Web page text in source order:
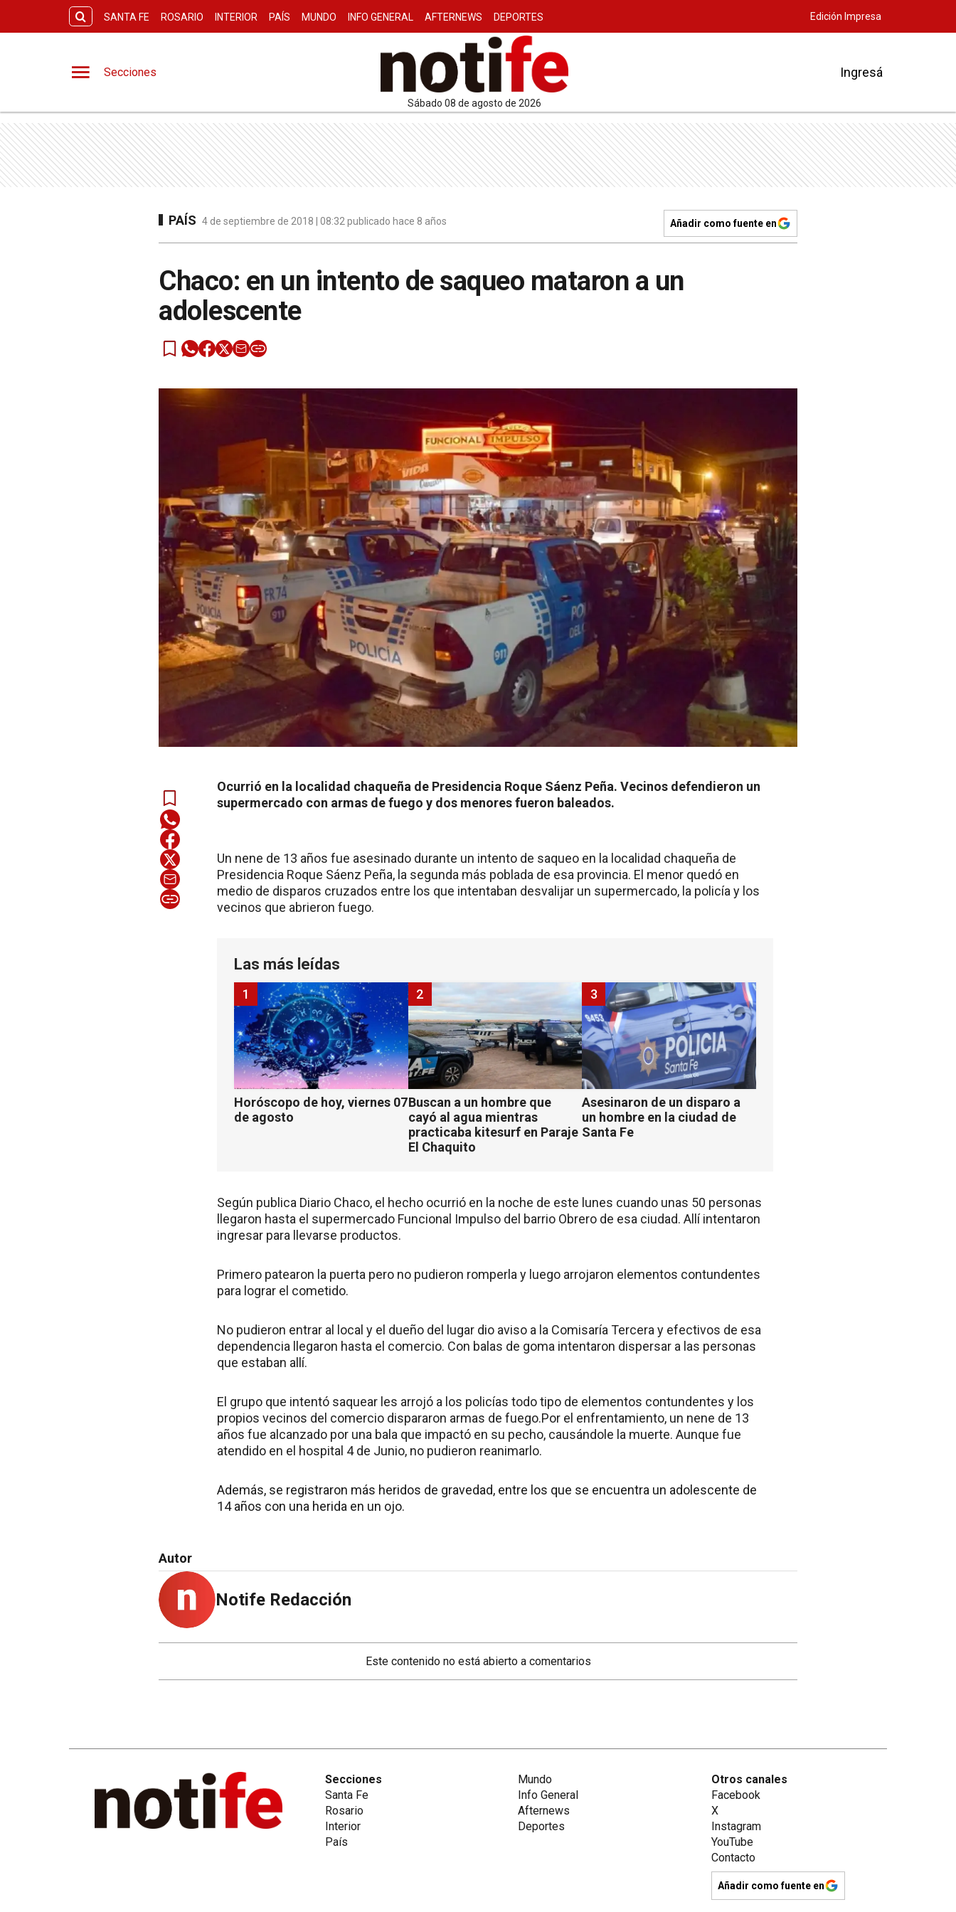
SANTA FE ROSARIO INTERIOR PAÍS MUNDO INFO GENERAL AFTERNEWS DEPORTES Edición Impresa
Secciones
sábado 08 de agosto de 2026
Ingresá
PAÍS 4 de septiembre de 2018 | 08:32 publicado hace 8 años Añadir como fuente en
Chaco: en un intento de saqueo mataron a un
adolescente
Ocurrió en la localidad chaqueña de Presidencia Roque Sáenz Peña. Vecinos defendieron un
supermercado con armas de fuego y dos menores fueron baleados.
Un nene de 13 años fue asesinado durante un intento de saqueo en la localidad chaqueña de
Presidencia Roque Sáenz Peña, la segunda más poblada de esa provincia. El menor quedó en
medio de disparos cruzados entre los que intentaban desvalijar un supermercado, la policía y los
vecinos que abrieron fuego.
Las más leídas
Horóscopo de hoy, viernes 07
de agosto
1
Buscan a un hombre que
cayó al agua mientras
practicaba kitesurf en Paraje
El Chaquito
2
Asesinaron de un disparo a
un hombre en la ciudad de
Santa Fe
3
Según publica Diario Chaco, el hecho ocurrió en la noche de este lunes cuando unas 50 personas
llegaron hasta el supermercado Funcional Impulso del barrio Obrero de esa ciudad. Allí intentaron
ingresar para llevarse productos.
Primero patearon la puerta pero no pudieron romperla y luego arrojaron elementos contundentes
para lograr el cometido.
No pudieron entrar al local y el dueño del lugar dio aviso a la Comisaría Tercera y efectivos de esa
dependencia llegaron hasta el comercio. Con balas de goma intentaron dispersar a las personas
que estaban allí.
El grupo que intentó saquear les arrojó a los policías todo tipo de elementos contundentes y los
propios vecinos del comercio dispararon armas de fuego.Por el enfrentamiento, un nene de 13
años fue alcanzado por una bala que impactó en su pecho, causándole la muerte. Aunque fue
atendido en el hospital 4 de Junio, no pudieron reanimarlo.
Además, se registraron más heridos de gravedad, entre los que se encuentra un adolescente de
14 años con una herida en un ojo.
Autor
Notife Redacción
Este contenido no está abierto a comentarios
Secciones
Santa Fe
Rosario
Interior
País
Mundo
Info General
Afternews
Deportes
Otros canales
Facebook
X
Instagram
YouTube
Contacto
Añadir como fuente en